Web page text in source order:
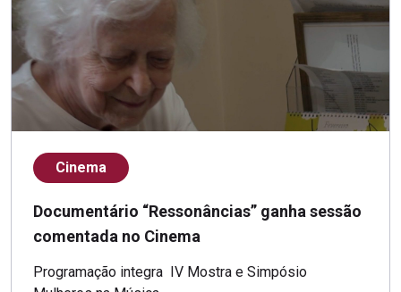
Cinema
Documentário “Ressonâncias” ganha sessão
comentada no Cinema
Programação integra IV Mostra e Simpósio